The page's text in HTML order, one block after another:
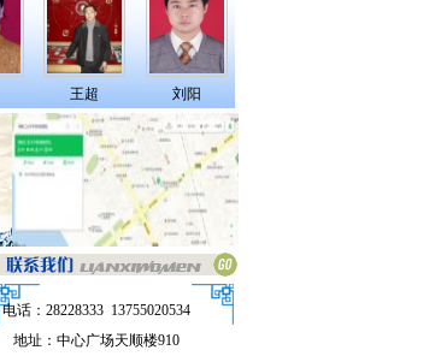
王超 刘阳
电话：28228333 13755020534
地址：中心广场天顺楼910